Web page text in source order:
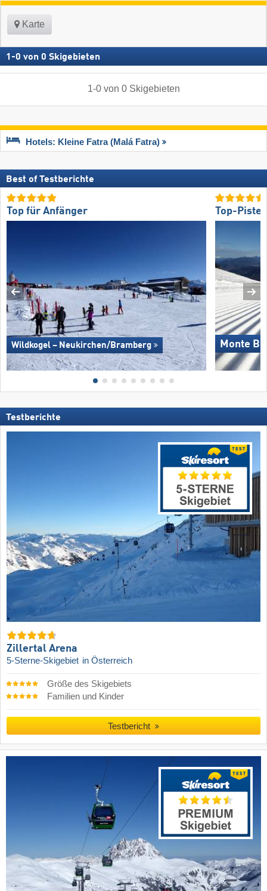
Karte
1 -0 von 0 Skigebieten
1-0von 0 Skigebieten
Hotels: Kleine Fatra (Malá Fatra)
Best of Testberichte
Top für Anfänger
Wildkogel – Neukirchen/​Bramberg
Top-
Monte
Testberichte
Zillertal Arena
5-Sterne-Skigebiet in Österreich
Größe des Skigebiets
Familien und Kinder
Testbericht